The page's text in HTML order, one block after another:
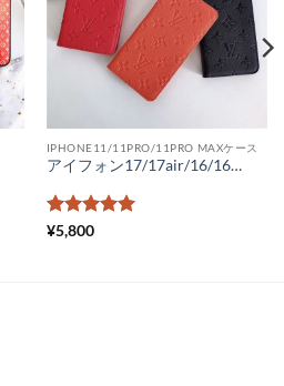
IPHONE11/11PRO/11PRO MAXケース
アイフォン17/17air/16/16pro ケース ヴィトン iphone15/15pro スマホケース 手帳 モノグラムアンプライト iphone14/14pro カバー ヴィトン フォリオ iphone13 iphone12promax ケース レディース メンズ
5段階中
¥5,800